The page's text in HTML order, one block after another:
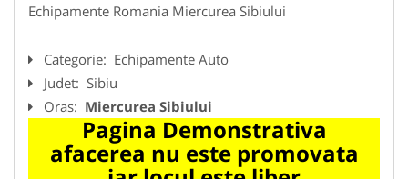
Echipamente Romania Miercurea Sibiului
Categorie: Echipamente Auto
Judet: Sibiu
Oras: Miercurea Sibiului
Pagina Demonstrativa
afacerea nu este promovata